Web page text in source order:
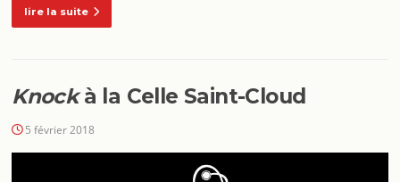
lire la suite
Knockà la Celle Saint-Cloud
5 février 2018